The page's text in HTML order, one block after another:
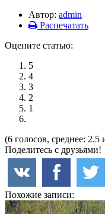
Автор: admin
Распечатать
Оцените статью:
5
4
3
2
1
(6 голосов, среднее: 2.5
Поделитесь с друзьями!
Похожие записи: